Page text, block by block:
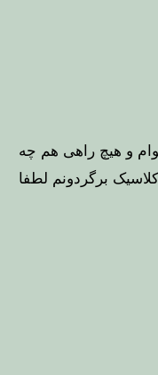
و هیچ راهی هم چه
برگردونم لطفا